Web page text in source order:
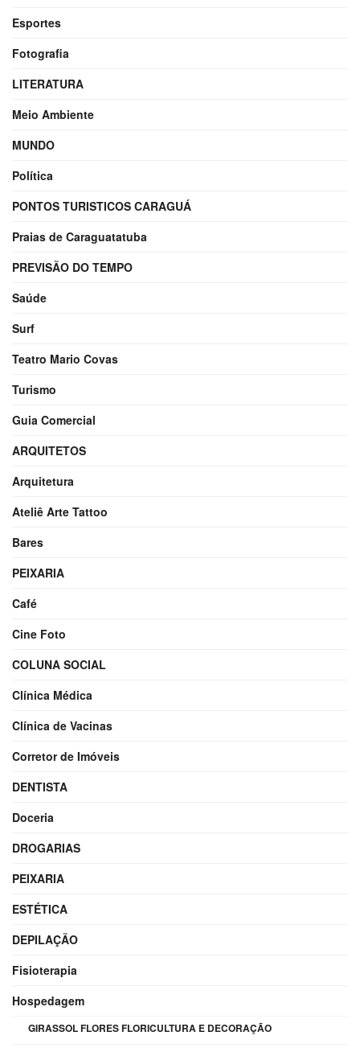
Esportes
Fotografia
LITERATURA
Meio Ambiente
MUNDO
Política
PONTOS TURISTICOS CARAGUÁ
Praias de Caraguatatuba
PREVISÃO DO TEMPO
Saúde
Surf
Teatro Mario Covas
Turismo
Guia Comercial
ARQUITETOS
Arquitetura
Ateliê Arte Tattoo
Bares
PEIXARIA
Café
Cine Foto
COLUNA SOCIAL
Clínica Médica
Clínica de Vacinas
Corretor de Imóveis
DENTISTA
Doceria
DROGARIAS
PEIXARIA
ESTÉTICA
DEPILAÇÃO
Fisioterapia
Hospedagem
GIRASSOL FLORES FLORICULTURA E DECORAÇÃO